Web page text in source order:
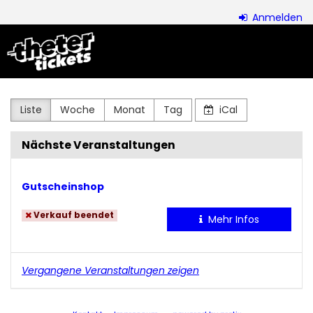
Haupt-
Inhalt
springen
Anmelden
theter
ensemble
Liste Woche Monat Tag iCal
Nächste Veranstaltungen
Gutscheinshop
Verkauf beendet Mehr Infos
Vergangene Veranstaltungen zeigen